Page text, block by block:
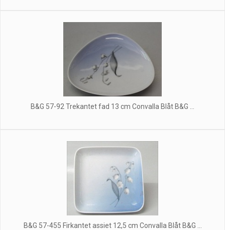
B&G 57-92 Trekantet fad 13 cm Convalla Blåt B&G ...
B&G 57-455 Firkantet assiet 12,5 cm Convalla Blåt B&G ...